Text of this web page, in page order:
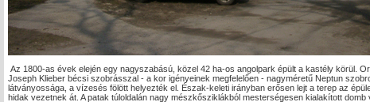
Az 1800-as évek elején egy nagyszabású, közel 42 ha-os angolpark épült a kastély körül.
Joseph Klieber bécsi szobrásszal - a kor igényeinek megfelelően - nagyméretű Neptun
látványossága, a vízesés fölött helyezték el. Észak-keleti irányban erősen lejt a terep az
hidak vezetnek át. A patak túloldalán nagy mészkősziklákból mesterségesen kialakított